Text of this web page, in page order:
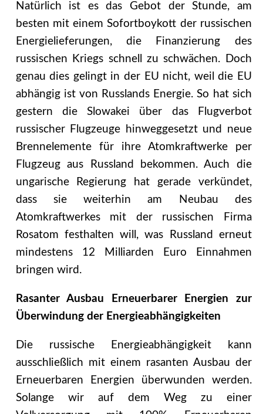
Natürlich ist es das Gebot der Stunde, am
besten mit einem Sofortboykott der russischen
Energielieferungen, die Finanzierung des
russischen Kriegs schnell zu schwächen. Doch
genau dies gelingt in der EU nicht, weil die EU
abhängig ist von Russlands Energie. So hat sich
gestern die Slowakei über das Flugverbot
russischer Flugzeuge hinweggesetzt und neue
Brennelemente für ihre Atomkraftwerke per
Flugzeug aus Russland bekommen. Auch die
ungarische Regierung hat gerade verkündet,
dass sie weiterhin am Neubau des
Atomkraftwerkes mit der russischen Firma
Rosatom festhalten will, was Russland erneut
mindestens 12 Milliarden Euro Einnahmen
bringen wird.
Rasanter Ausbau Erneuerbarer Energien zur
Überwindung der Energieabhängigkeiten
Die russische Energieabhängigkeit kann
ausschließlich mit einem rasanten Ausbau der
Erneuerbaren Energien überwunden werden.
Solange wir auf dem Weg zu einer